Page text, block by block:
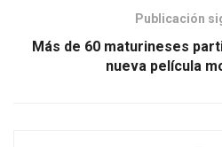
Publicación
Más de 60 maturineses
nueva película